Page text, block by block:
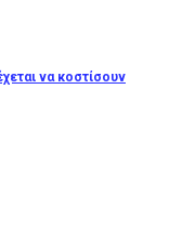
να κοστίσουν